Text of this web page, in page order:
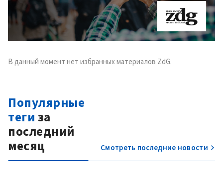
В данный момент нет избранных материалов ZdG.
Популярные
теги за
последний
месяц
Смотреть последние новости
Я прочитал(а) и согласен(на)
сполитикой
конфиденциальности.